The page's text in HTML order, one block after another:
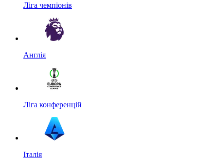
Ліга чемпіонів
Англія
Ліга конференцій
Італія